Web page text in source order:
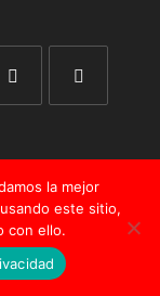
2018
la mejor
este sitio,
con ello.